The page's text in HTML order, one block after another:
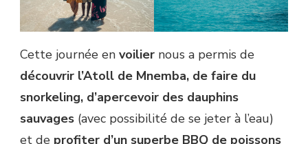
Cette journée en voilier nous a permis de
découvrir l’Atoll de Mnemba, de faire du
snorkeling, d’apercevoir des dauphins
sauvages (avec possibilité de se jeter à l’eau)
et de profiter d’un superbe BBQ de poissons